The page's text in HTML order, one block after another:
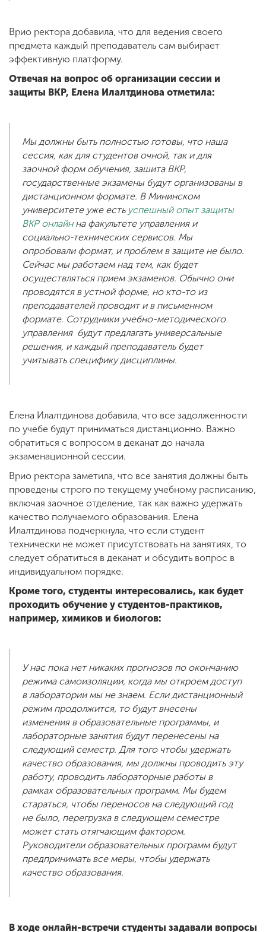
Врио ректора добавила, что для ведения своего
предмета каждый преподаватель сам выбирает
эффективную платформу.
Отвечая на вопрос об организации сессии и
защиты ВКР, Елена Илалтдинова отметила:
Мы должны быть полностью готовы, что наша
сессия, как для студентов очной, так и для
заочной форм обучения, зашита ВКР,
государственные экзамены будут организованы в
дистанционном формате. В Мининском
университете уже есть успешный опыт защиты
ВКР онлайнна факультете управления и
социально-технических сервисов. Мы
опробовали формат, и проблем в защите не было.
Сейчас мы работаем над тем, как будет
осуществляться прием экзаменов. Обычно они
проводятся в устной форме, но кто-то из
преподавателей проводит и в письменном
формате. Сотрудники учебно-методического
управления будут предлагать универсальные
решения, и каждый преподаватель будет
учитывать специфику дисциплины.
Елена Илалтдинова добавила, что все задолженности
по учебе будут приниматься дистанционно. Важно
обратиться с вопросом в деканат до начала
экзаменационной сессии.
Врио ректора заметила, что все занятия должны быть
проведены строго по текущему учебному расписанию,
включая заочное отделение, так как важно удержать
качество получаемого образования. Елена
Илалтдинова подчеркнула, что если студент
технически не может присутствовать на занятиях, то
следует обратиться в деканат и обсудить вопрос в
индивидуальном порядке.
Кроме того, студенты интересовались, как будет
проходить обучение у студентов-практиков,
например, химиков и биологов:
У нас пока нет никаких прогнозов по окончанию
режима самоизоляции, когда мы откроем доступ
в лаборатории мы не знаем. Если дистанционный
режим продолжится, то будут внесены
изменения в образовательные программы, и
лабораторные занятия будут перенесены на
следующий семестр. Для того чтобы удержать
качество образования, мы должны проводить эту
работу, проводить лабораторные работы в
рамках образовательных программ. Мы будем
стараться, чтобы переносов на следующий год
не было, перегрузка в следующем семестре
может стать отягчающим фактором.
Руководители образовательных программ будут
предпринимать все меры, чтобы удержать
качество образования.
В ходе онлайн-встречи студенты задавали вопросы